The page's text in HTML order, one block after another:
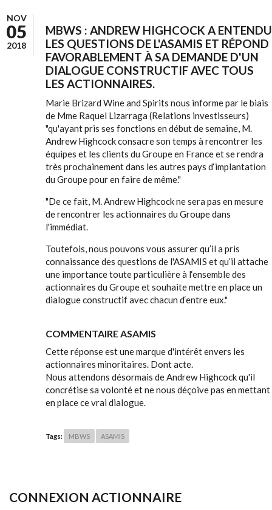
NOV
05
2018
MBWS : ANDREW HIGHCOCK A ENTENDU
LES QUESTIONS DE L'ASAMIS ET RÉPOND
FAVORABLEMENT À SA DEMANDE D'UN
DIALOGUE CONSTRUCTIF AVEC TOUS
LES ACTIONNAIRES.
Marie Brizard Wine and Spirits nous informe par le biais
de Mme Raquel Lizarraga (Relations investisseurs)
"qu'ayant pris ses fonctions en début de semaine, M.
Andrew Highcock consacre son temps à rencontrer les
équipes et les clients du Groupe en France et se rendra
très prochainement dans les autres pays d‘implantation
du Groupe pour en faire de même."
"De ce fait, M. Andrew Highcock ne sera pas en mesure
de rencontrer les actionnaires du Groupe dans
l'immédiat.
Toutefois, nous pouvons vous assurer qu’il a pris
connaissance des questions de l'ASAMIS et qu‘il attache
une importance toute particulière à l‘ensemble des
actionnaires du Groupe et souhaite mettre en place un
dialogue constructif avec chacun d‘entre eux."
COMMENTAIRE ASAMIS
Cette réponse est une marque d'intérêt envers les
actionnaires minoritaires. Dont acte.
Nous attendons désormais de Andrew Highcock qu'il
concrétise sa volonté et ne nous déçoive pas en mettant
en place ce vrai dialogue.
Tags: MBWS ASAMIS
CONNEXION ACTIONNAIRE